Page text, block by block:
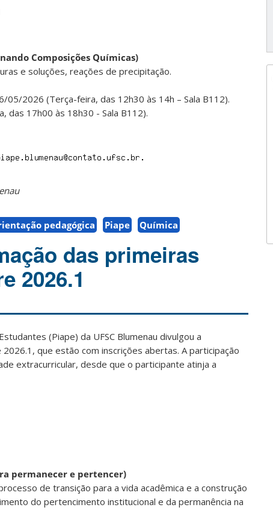
Composições Químicas)
e soluções, reações de precipitação.
2026 (Terça-feira, das 12h30 às 14h – Sala B112).
17h00 às 18h30 - Sala B112).
pedagógica Piape Química
das primeiras
2026.1
(Piape) da UFSC Blumenau divulgou a
que estão com inscrições abertas. A participação
extracurricular, desde que o participante atinja a
permanecer e pertencer)
de transição para a vida acadêmica e a construção
do pertencimento institucional e da permanência na